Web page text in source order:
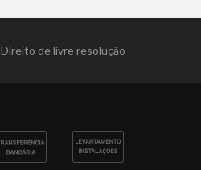
Direito de livre resolução